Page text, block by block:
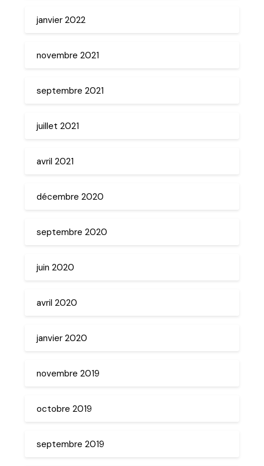
janvier 2022
novembre 2021
septembre 2021
juillet 2021
avril 2021
décembre 2020
septembre 2020
juin 2020
avril 2020
janvier 2020
novembre 2019
octobre 2019
septembre 2019